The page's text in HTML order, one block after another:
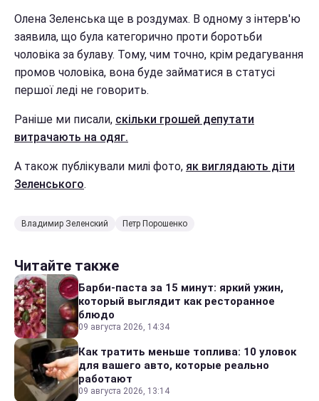
Олена Зеленська ще в роздумах. В одному з інтерв'ю
заявила, що була категорично проти боротьби
чоловіка за булаву. Тому, чим точно, крім редагування
промов чоловіка, вона буде займатися в статусі
першої леді не говорить.
Раніше ми писали, скільки грошей депутати
витрачають на одяг.
А також публікували милі фото, як виглядають діти
Зеленського.
Владимир Зеленский Петр Порошенко
Читайте также
Барби-паста за 15 минут: яркий ужин,
который выглядит как ресторанное
блюдо
09 августа 2026, 14:34
Как тратить меньше топлива: 10 уловок
для вашего авто, которые реально
работают
09 августа 2026, 13:14